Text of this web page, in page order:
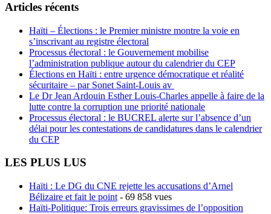
Articles récents
Haïti – Élections : le Premier ministre montre la voie en
s’inscrivant au registre électoral
Processus électoral : le Gouvernement mobilise
l’administration publique autour du calendrier du CEP
Élections en Haïti : entre urgence démocratique et réalité
sécuritaire – par Sonet Saint-Louis av
Le Dr Jean Ardouin Esther Louis-Charles appelle à faire de la
lutte contre la corruption une priorité nationale
Processus électoral : le BUCREL alerte sur l’absence d’un
délai pour les contestations de candidatures dans le calendrier
du CEP
LES PLUS LUS
Haïti : Le DG du CNE rejette les accusations d’Arnel
Bélizaire et fait le point - 69 858 vues
Haïti-Politique: Trois erreurs gravissimes de l’opposition